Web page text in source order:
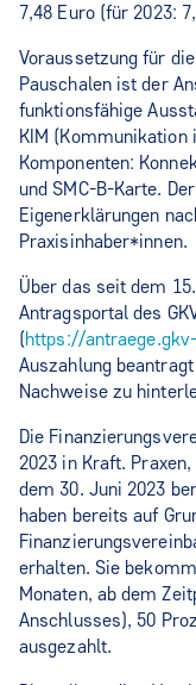
7,48 Euro (für 2023:
Voraussetzung für
Pauschalen ist der
funktionsfähige
KIM (Kommunikation
Komponenten:
und SMC-B-Karte.
Eigenerklärungen
Praxisinhaber*innen.
Über das seit dem
Antragsportal des
(https://
Auszahlung
Nachweise zu
Die
2023 in Kraft.
dem 30. Juni 2023
haben bereits auf
erhalten. Sie
Monaten, ab dem
Anschlusses), 50
ausgezahlt.